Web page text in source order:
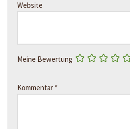
Website
Meine Bewertung
Kommentar *